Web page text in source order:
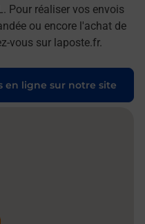
Pour réaliser vos envois
ou encore l'achat de
vous sur laposte.fr.
en ligne sur notre site
carte